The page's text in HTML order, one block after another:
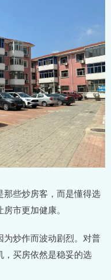
些炒房客，而是懂得选
市更加健康。
炒作而波动剧烈。对普
，买房依然是稳妥的选